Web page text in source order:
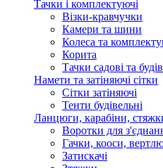
Тачки і комплектуючі
Візки-кравчучки
Камери та шини
Колеса та
Корита
Тачки садові та
Намети та затіняючі сітки
Сітки затіняючі
Тенти будівельні
Ланцюги, карабіни,
Воротки для
Гачки, кооси,
Затискачі